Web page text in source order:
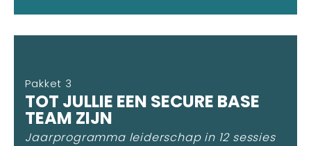
Pakket 3
TOT JULLIE EEN SECURE BASE
TEAM ZIJN
Jaarprogramma leiderschap in 12 sessies